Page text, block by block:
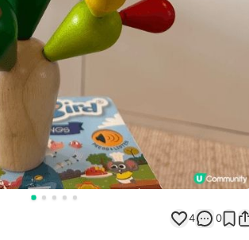
4 0